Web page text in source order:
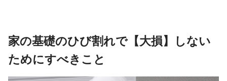
家の基礎のひび割れで【大損】しない
ためにすべきこと